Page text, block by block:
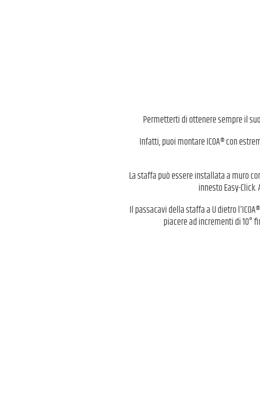
Permetterti di ottenere sempre il
Infatti, puoi montare ICOA® con
La staffa può essere installata a muro
innesto Easy-
Il passacavi della staffa a U dietro
piacere ad incrementi di 10°